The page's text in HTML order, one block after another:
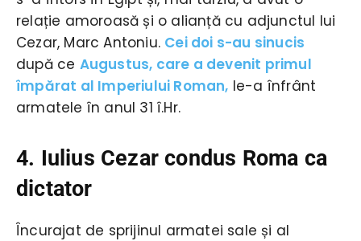
relație amoroasă și o alianță cu adjunctul lui
Cezar, Marc Antoniu. Cei doi s-au sinucis
după ce Augustus, care a devenit primul
împărat al Imperiului Roman, le-a înfrânt
armatele în anul 31 î.Hr.
4. Iulius Cezar condus Roma ca
dictator
Încurajat de sprijinul armatei sale și al